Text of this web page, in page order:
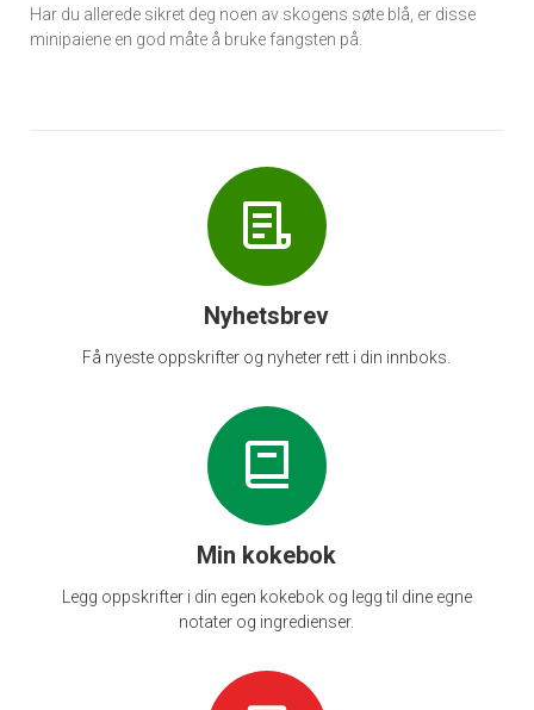
Har du allerede sikret deg noen av skogens søte blå, er disse
minipaiene en god måte å bruke fangsten på.
Nyhetsbrev
Få nyeste oppskrifter og nyheter rett i din innboks.
Min kokebok
Legg oppskrifter i din egen kokebok og legg til dine egne
notater og ingredienser.